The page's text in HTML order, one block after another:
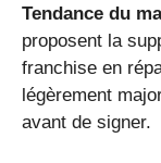
Tendance du
proposent la
franchise en
légèrement
avant de signer.